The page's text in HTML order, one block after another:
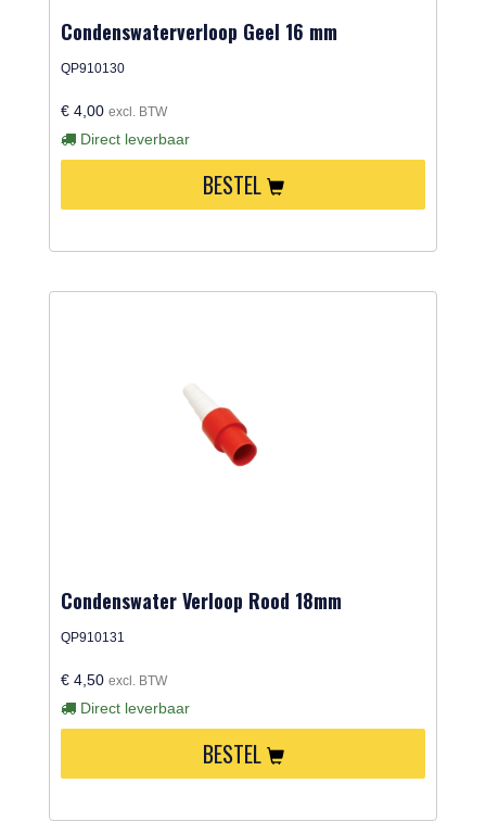
Condenswaterverloop Geel 16 mm
QP910130
€ 4,00 excl. BTW
Direct leverbaar
BESTEL
Condenswater Verloop Rood 18mm
QP910131
€ 4,50 excl. BTW
Direct leverbaar
BESTEL